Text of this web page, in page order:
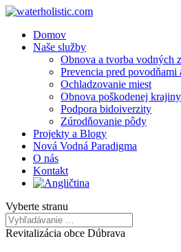
Domov
Naše služby
Obnova a tvorba vodných
Prevencia pred povodňami
Ochladzovanie miest
Obnova poškodenej krajiny
Podpora bidoiverzity
Zúrodňovanie pôdy
Projekty a Blogy
Nová Vodná Paradigma
O nás
Kontakt
Vyberte stranu
Revitalizácia obce Dúbrava